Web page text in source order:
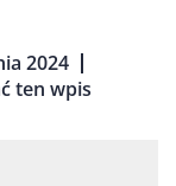
2024
ten wpis